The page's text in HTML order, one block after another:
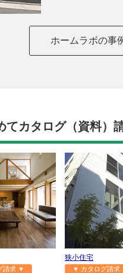
ホームラボの事
てカタログ（資料）
請求 ▼
狭小住宅
▼ カタログ請